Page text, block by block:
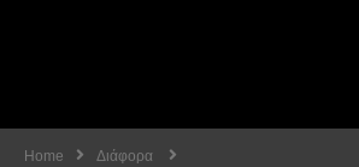
Home
Διάφορα